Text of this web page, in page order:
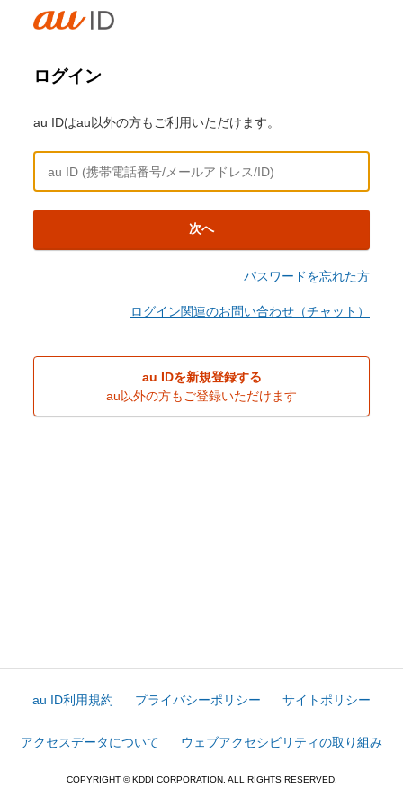
ログイン
au IDはau以外の方もご利用いただけます。
次へ
パスワードを忘れた方
ログイン関連のお問い合わせ（チャット）
au IDを新規登録する
au以外の方もご登録いただけます
au ID利用規約 プライバシーポリシー サイトポリシー
アクセスデータについて ウェブアクセシビリティの取り組み
COPYRIGHT © KDDI CORPORATION. ALL RIGHTS RESERVED.